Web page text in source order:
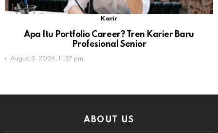
Karir
Apa Itu Portfolio Career? Tren Karier Baru
Profesional Senior
August 3, 2026, 11:37 pm
ABOUT US